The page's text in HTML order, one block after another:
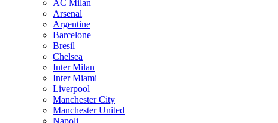
AC Milan
Arsenal
Argentine
Barcelone
Bresil
Chelsea
Inter Milan
Inter Miami
Liverpool
Manchester City
Manchester United
Napoli